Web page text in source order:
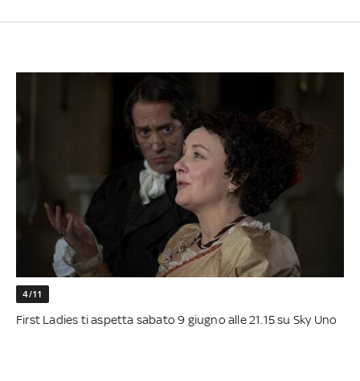
4/11
First Ladies ti aspetta sabato 9 giugno alle 21.15 su Sky Uno